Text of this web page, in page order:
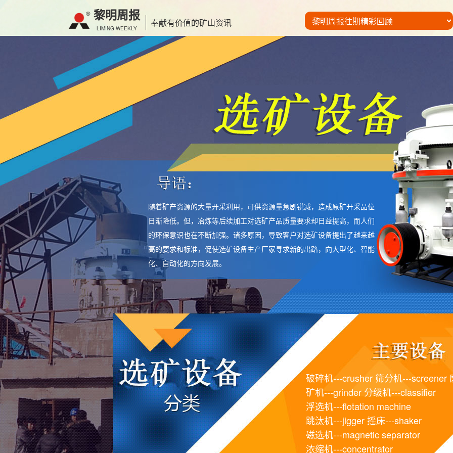
黎明周报
LIMING WEEKLY 奉献有价值的矿山资讯
随着矿产资源的大量开采利用，可供资源量急剧锐减，造成原矿开采品位
日渐降低。但，冶炼等后续加工对选矿产品质量要求却日益提高，而人们
的环保意识也在不断加强。诸多原因，导致客户对选矿设备提出了越来越
高的要求和标准，促使选矿设备生产厂家寻求新的出路，向大型化、智能
化、自动化的方向发展。
破碎机---crusher 筛分机---screener
矿机---grinder 分级机---classifier
浮选机---flotation machine
跳汰机---jigger 摇床---shaker
磁选机---magnetic separator
浓缩机---concentrator